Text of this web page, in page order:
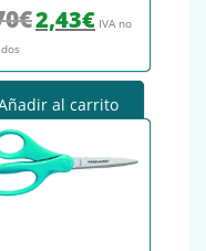
4,63€.
€El precio original era: 2,70€.
2,43€El precio actual
IVA no
al carrito